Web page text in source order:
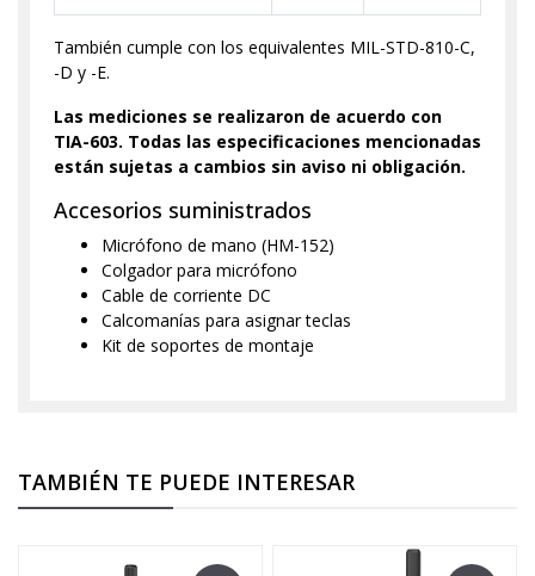
También cumple con los equivalentes MIL-STD-810-C,
-D y -E.
Las mediciones se realizaron de acuerdo con
TIA-603. Todas las especificaciones mencionadas
están sujetas a cambios sin aviso ni obligación.
Accesorios suministrados
Micrófono de mano (HM-152)
Colgador para micrófono
Cable de corriente DC
Calcomanías para asignar teclas
Kit de soportes de montaje
TAMBIÉN TE PUEDE INTERESAR